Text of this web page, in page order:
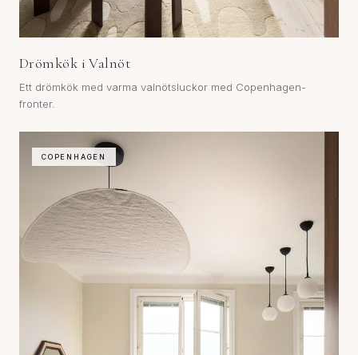
Drömkök i Valnöt
Ett drömkök med varma valnötsluckor med Copenhagen-
fronter.
COPENHAGEN